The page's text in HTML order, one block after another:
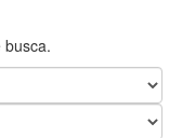
busca.